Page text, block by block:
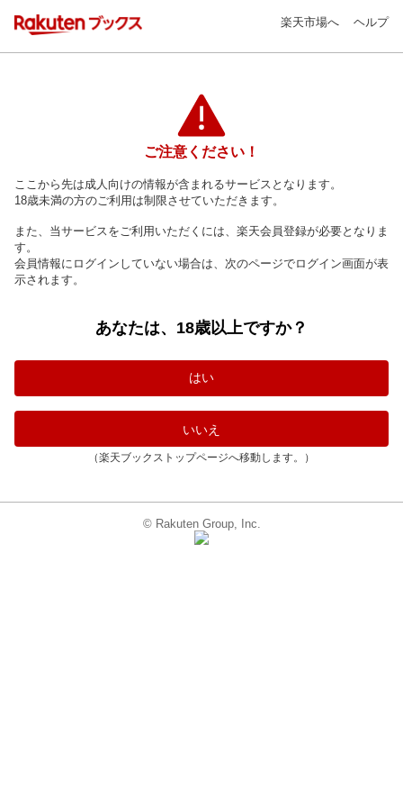
楽天市場へ ヘルプ
ご注意ください！
ここから先は成人向けの情報が含まれるサービスとなります。
18歳未満の方のご利用は制限させていただきます。
また、当サービスをご利用いただくには、楽天会員登録が必要となりま
す。
会員情報にログインしていない場合は、次のページでログイン画面が表
示されます。
あなたは、18歳以上ですか？
いいえ
（楽天ブックストップページへ移動します。）
© Rakuten Group, Inc.